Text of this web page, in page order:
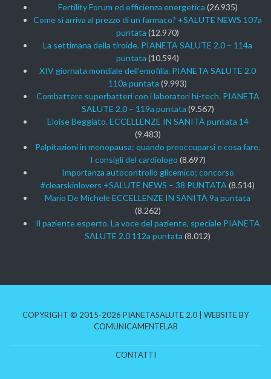
Fertility Forum ed efficienza energetica (26.935)
Come si arriva al prezzo di un farmaco? +SALUTE NEWS 107a
puntata (12.970)
La settimana della tiroide. PIANETA SALUTE 2.0 – 114a
puntata (10.594)
XIV giornata mondiale dell’emofilia. PIANETA SALUTE 2.0
110a puntata (9.993)
Combattere superbatteri con i laboratori hi-tech. PIANETA
SALUTE 2.0 – 119a puntata (9.567)
Eloise Beggiato. ECCELLENZE IN SANITÀ puntata 14
(9.483)
Palpitazioni in menopausa: quando preoccuparsi e cosa fare.
I consigli del cardiologo (8.697)
Importanza autocontrollo glicemico; concorso
#clearskinlovers +SALUTE NEWS – 38 PUNTATA (8.514)
Mario De Michele ECCELLENZE IN SANITÀ 9a puntata
(8.262)
Il paziente esperto. La voce del paziente, speciale PIANETA
SALUTE 2.0 112a puntata (8.012)
COPYRIGHT © 2015-2026 PIANETASALUTE 2.0 | WEBSITE BY
COMUNICAMENTELAB
CONTATTI